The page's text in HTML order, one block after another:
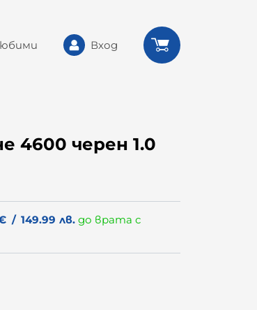
Вход
4600 черен 1.0
/ 149.99 лв. до врата с